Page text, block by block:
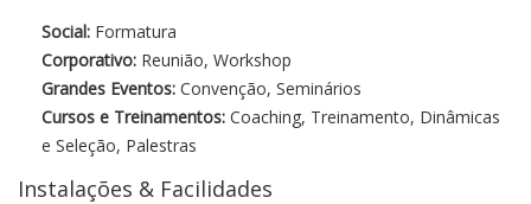
Social: Formatura
Corporativo: Reunião, Workshop
Grandes Eventos: Convenção, Seminários
Cursos e Treinamentos: Coaching, Treinamento, Dinâmicas
e Seleção, Palestras
Instalações & Facilidades